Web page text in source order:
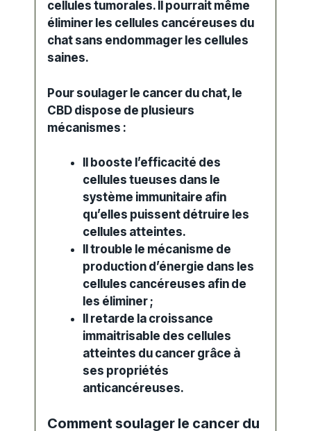
cellules tumorales. Il pourrait même
éliminer les cellules cancéreuses du
chat sans endommager les cellules
saines.
Pour soulager le cancer du chat, le
CBD dispose de plusieurs
mécanismes :
Il booste l’efficacité des
cellules tueuses dans le
système immunitaire afin
qu’elles puissent détruire les
cellules atteintes.
Il trouble le mécanisme de
production d’énergie dans les
cellules cancéreuses afin de
les éliminer ;
Il retarde la croissance
immaitrisable des cellules
atteintes du cancer grâce à
ses propriétés
anticancéreuses.
Comment soulager le cancer du